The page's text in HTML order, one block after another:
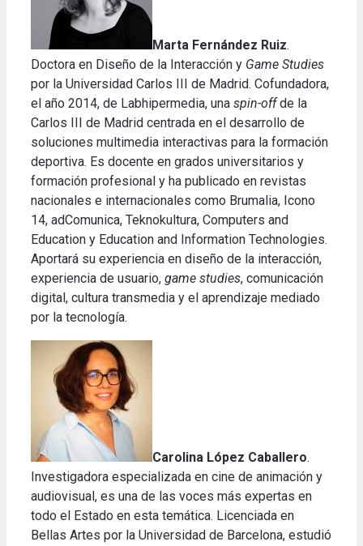
Marta Fernández Ruiz.
Doctora en Diseño de la Interacción y Game Studies
por la Universidad Carlos III de Madrid. Cofundadora,
el año 2014, de Labhipermedia, una spin-offde la
Carlos III de Madrid centrada en el desarrollo de
soluciones multimedia interactivas para la formación
deportiva. Es docente en grados universitarios y
formación profesional y ha publicado en revistas
nacionales e internacionales como Brumalia, Icono
14, adComunica, Teknokultura, Computers and
Education y Education and Information Technologies.
Aportará su experiencia en diseño de la interacción,
experiencia de usuario, game studies, comunicación
digital, cultura transmedia y el aprendizaje mediado
por la tecnología.
Carolina López Caballero.
Investigadora especializada en cine de animación y
audiovisual, es una de las voces más expertas en
todo el Estado en esta temática. Licenciada en
Bellas Artes por la Universidad de Barcelona, ​​estudió